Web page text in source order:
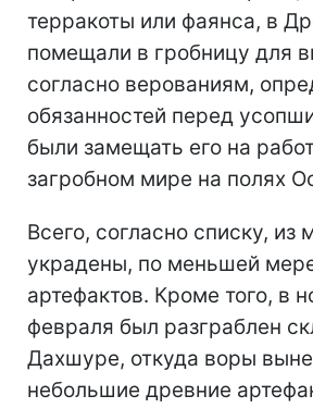
терракоты или фаянса, в
помещали в гробницу для
согласно верованиям,
обязанностей перед
были замещать его на
загробном мире на полях
Всего, согласно списку, из
украдены, по меньшей
артефактов. Кроме того, в
февраля был разграблен
Дахшуре, откуда воры
небольшие древние